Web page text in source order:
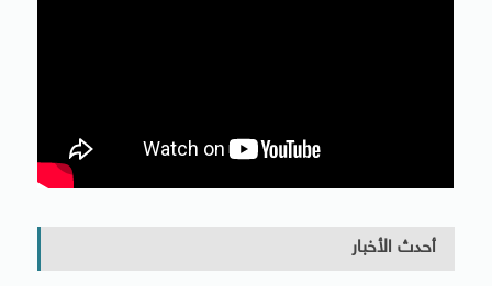
أحدث الأخبار